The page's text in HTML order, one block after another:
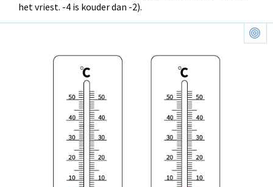
het vriest. -4 is kouder dan -2).